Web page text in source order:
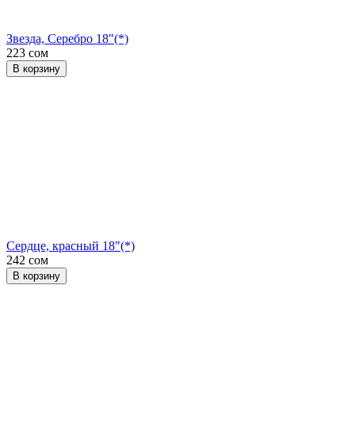
Звезда, Серебро 18"(*)
223 сом
В корзину
Сердце, красный 18"(*)
242 сом
В корзину